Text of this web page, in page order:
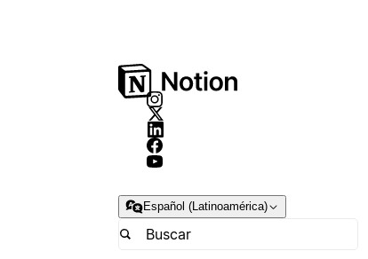
Español (Latinoamérica)